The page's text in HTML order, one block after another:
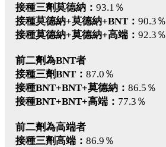
接種三劑莫德納： 93.1％
接種莫德納+莫德納+BNT： 90.3％
接種莫德納+莫德納+高端： 92.3％
前二劑為BNT者
接種三劑BNT： 87.0％
接種BNT+BNT+莫德納： 86.5％
接種BNT+BNT+高端： 77.3％
前二劑為高端者
接種三劑高端： 86.9％